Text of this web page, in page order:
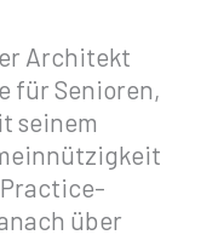
Architekt
für Senioren,
seinem
Practice-
über